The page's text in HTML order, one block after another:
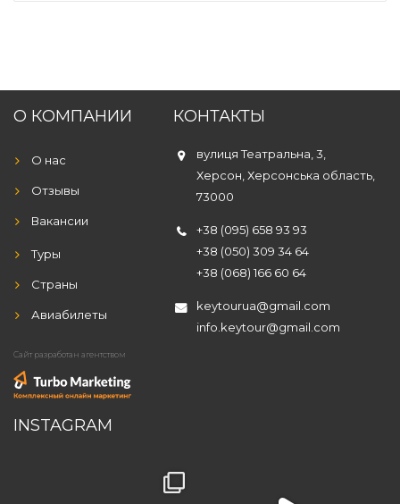
КОНТАКТЫ
вулиця Театральна, 3,
Херсон, Херсонська область,
73000
+38 (095) 658 93 93
+38 (050) 309 34 64
+38 (068) 166 60 64
keytourua@gmail.com
info.keytour@gmail.com
О КОМПАНИИ
О нас
Отзывы
Вакансии
Туры
Страны
Авиабилеты
Сайт разработан агентством
INSTAGRAM